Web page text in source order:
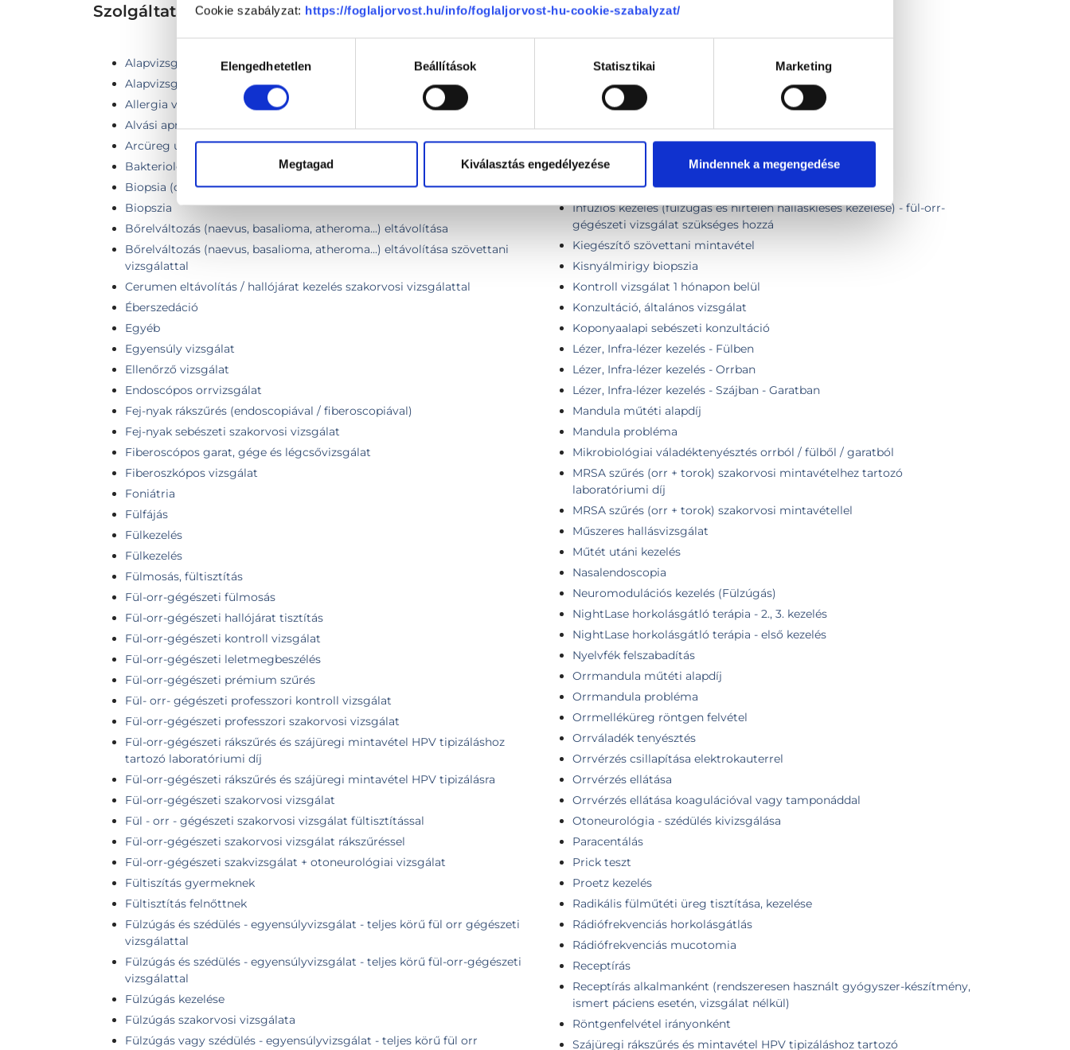
Cookie szabályzat: https://foglaljorvost.hu/info/foglaljorvost-hu-cookie-szabalyzat/
kiválasztásaElengedhetetlen Beállítások Statisztikai Marketing
Megtagad Kiválasztás engedélyezése Mindennek a megengedése
Szolgáltatások
Alapvizsgálat endoszkóp vizsgálattal
Alapvizsgálat + hallásvizsgálat Tympanometerrel
Allergia vizsgálat
Alvási apnoe vizsgálata
Arcüreg ultrahang
Bakteriológiai tenyésztés
Biopsia (orr / garat elváltozás eltávolítása) szövettani vizsgálattal
Biopszia
Bőrelváltozás (naevus, basalioma, atheroma...) eltávolítása
Bőrelváltozás (naevus, basalioma, atheroma...) eltávolítása szövettani
vizsgálattal
Cerumen eltávolítás / hallójárat kezelés szakorvosi vizsgálattal
Éberszedáció
Egyéb
Egyensúly vizsgálat
Ellenőrző vizsgálat
Endoscópos orrvizsgálat
Fej-nyak rákszűrés (endoscopiával / fiberoscopiával)
Fej-nyak sebészeti szakorvosi vizsgálat
Fiberoscópos garat, gége és légcsővizsgálat
Fiberoszkópos vizsgálat
Foniátria
Fülfájás
Fülkezelés
Fülkezelés
Fülmosás, fültisztítás
Fül-orr-gégészeti fülmosás
Fül-orr-gégészeti hallójárat tisztítás
Fül-orr-gégészeti kontroll vizsgálat
Fül-orr-gégészeti leletmegbeszélés
Fül-orr-gégészeti prémium szűrés
Fül- orr- gégészeti professzori kontroll vizsgálat
Fül-orr-gégészeti professzori szakorvosi vizsgálat
Fül-orr-gégészeti rákszűrés és szájüregi mintavétel HPV tipizáláshoz
tartozó laboratóriumi díj
Fül-orr-gégészeti rákszűrés és szájüregi mintavétel HPV tipizálásra
Fül-orr-gégészeti szakorvosi vizsgálat
Fül - orr - gégészeti szakorvosi vizsgálat fültisztítással
Fül-orr-gégészeti szakorvosi vizsgálat rákszűréssel
Fül-orr-gégészeti szakvizsgálat + otoneurológiai vizsgálat
Fültiszítás gyermeknek
Fültisztítás felnőttnek
Fülzúgás és szédülés - egyensúlyvizsgálat - teljes körű fül orr gégészeti
vizsgálattal
Fülzúgás és szédülés - egyensúlyvizsgálat - teljes körű fül-orr-gégészeti
vizsgálattal
Fülzúgás kezelése
Fülzúgás szakorvosi vizsgálata
Fülzúgás vagy szédülés - egyensúlyvizsgálat - teljes körű fül orr
Horkolás megszüntetés műtéti alapdíj
HPV oltás beadás (oltóanyagot nem tartalmaz)
HPV oltás (oltóanyag + beadás)
HPV szűrés
Idegentest eltávolítás
Idegennyelvű konzultáció kontroll vizsgálattal
Idegennyelvű konzultáció szakvizsgálattal
Infúziós kezelés (fülzúgás és hirtelen halláskiesés kezelése) - fül-orr-
gégészeti vizsgálat szükséges hozzá
Kiegészítő szövettani mintavétel
Kisnyálmirigy biopszia
Kontroll vizsgálat 1 hónapon belül
Konzultáció, általános vizsgálat
Koponyaalapi sebészeti konzultáció
Lézer, Infra-lézer kezelés - Fülben
Lézer, Infra-lézer kezelés - Orrban
Lézer, Infra-lézer kezelés - Szájban - Garatban
Mandula műtéti alapdíj
Mandula probléma
Mikrobiológiai váladéktenyésztés orrból / fülből / garatból
MRSA szűrés (orr + torok) szakorvosi mintavételhez tartozó
laboratóriumi díj
MRSA szűrés (orr + torok) szakorvosi mintavétellel
Műszeres hallásvizsgálat
Műtét utáni kezelés
Nasalendoscopia
Neuromodulációs kezelés (Fülzúgás)
NightLase horkolásgátló terápia - 2., 3. kezelés
NightLase horkolásgátló terápia - első kezelés
Nyelvfék felszabadítás
Orrmandula műtéti alapdíj
Orrmandula probléma
Orrmelléküreg röntgen felvétel
Orrváladék tenyésztés
Orrvérzés csillapítása elektrokauterrel
Orrvérzés ellátása
Orrvérzés ellátása koagulációval vagy tamponáddal
Otoneurológia - szédülés kivizsgálása
Paracentálás
Prick teszt
Proetz kezelés
Radikális fülműtéti üreg tisztítása, kezelése
Rádiófrekvenciás horkolásgátlás
Rádiófrekvenciás mucotomia
Receptírás
Receptírás alkalmanként (rendszeresen használt gyógyszer-készítmény,
ismert páciens esetén, vizsgálat nélkül)
Röntgenfelvétel irányonként
Szájüregi rákszűrés és mintavétel HPV tipizáláshoz tartozó